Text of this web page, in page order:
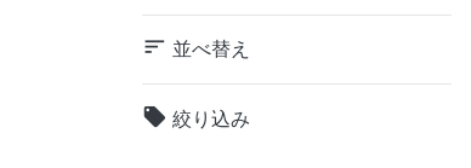
sort 並べ替え
local_offer 絞り込み